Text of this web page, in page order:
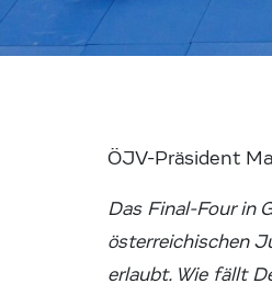
ÖJV-Präsident
Das Final-Four in
österreichischen
erlaubt. Wie fällt